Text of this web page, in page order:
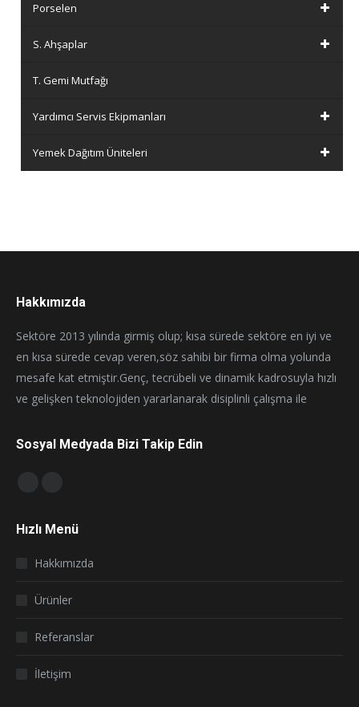
Porselen
S. Ahşaplar
T. Gemi Mutfağı
Yardımcı Servis Ekipmanları
Yemek Dağıtım Üniteleri
Hakkımızda
Sektöre 2013 yılında girmiş olup; kısa sürede sektöre en iyi ve
en kısa sürede cevap veren,söz sahibi bir firma olma yolunda
mesafe kat etmiştir.Genç, tecrübeli ve dinamik kadrosuyla hızlı
ve gelişken teknolojiden yararlanarak disiplinli çalışma ile
Sosyal Medyada Bizi Takip Edin
opens
window
opens
window
Hızlı Menü
Hakkımızda
Ürünler
Referanslar
İletişim